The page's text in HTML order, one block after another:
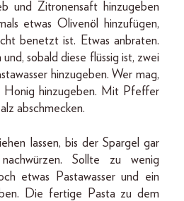
und Zitronensaft hinzugeben
etwas Olivenöl hinzufügen,
benetzt ist. Etwas anbraten.
sobald diese flüssig ist, zwei
hinzugeben. Wer mag,
Honig hinzugeben. Mit Pfeffer
abschmecken.
lassen, bis der Spargel gar
Sollte zu wenig
etwas Pastawasser und ein
Die fertige Pasta zu dem